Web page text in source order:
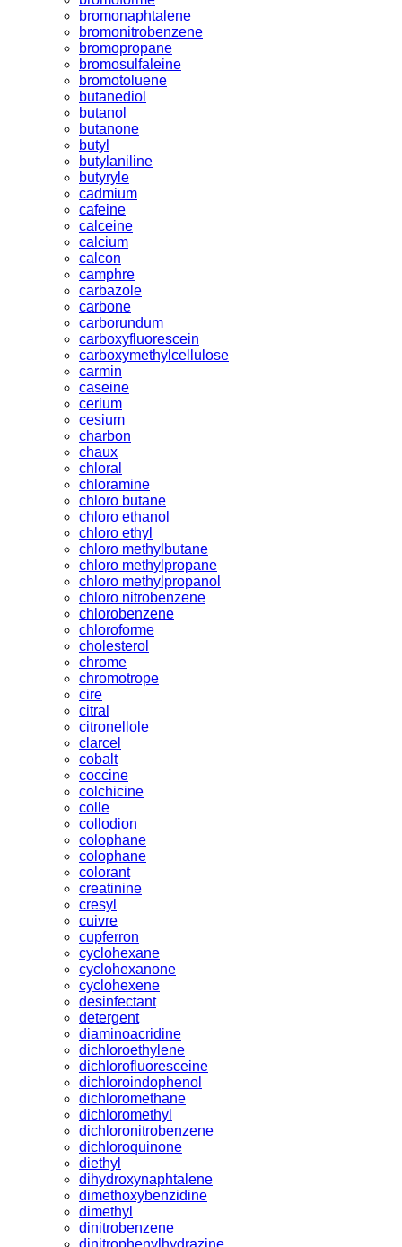
bromonaphtalene
bromonitrobenzene
bromopropane
bromosulfaleine
bromotoluene
butanediol
butanol
butanone
butyl
butylaniline
butyryle
cadmium
cafeine
calceine
calcium
calcon
camphre
carbazole
carbone
carborundum
carboxyfluorescein
carboxymethylcellulose
carmin
caseine
cerium
cesium
charbon
chaux
chloral
chloramine
chloro butane
chloro ethanol
chloro ethyl
chloro methylbutane
chloro methylpropane
chloro methylpropanol
chloro nitrobenzene
chlorobenzene
chloroforme
cholesterol
chrome
chromotrope
cire
citral
citronellole
clarcel
cobalt
coccine
colchicine
colle
collodion
colophane
colophane
colorant
creatinine
cresyl
cuivre
cupferron
cyclohexane
cyclohexanone
cyclohexene
desinfectant
detergent
diaminoacridine
dichloroethylene
dichlorofluoresceine
dichloroindophenol
dichloromethane
dichloromethyl
dichloronitrobenzene
dichloroquinone
diethyl
dihydroxynaphtalene
dimethoxybenzidine
dimethyl
dinitrobenzene
dinitrophenylhydrazine